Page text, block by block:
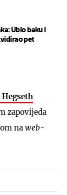
Ubio baku i
pet
Hegseth
zapovijeda
na web-